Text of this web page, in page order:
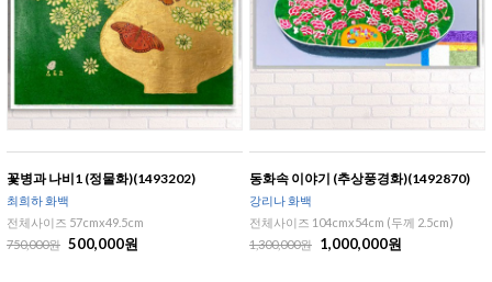
꽃병과 나비1 (정물화)(1493202)
최희하 화백
전체사이즈 57cmx49.5cm
750,000원 500,000원
동화속 이야기 (추상풍경화)(1492870)
강리나 화백
전체사이즈 104cmx54cm (두께 2.5cm)
1,300,000원
1,000,000원